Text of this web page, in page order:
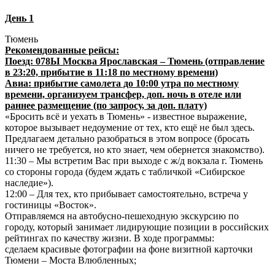
День 1
Тюмень
Рекомендованные рейсы:
Поезд: 078Ы Москва Ярославская – Тюмень (отправление
в 23:20, прибытие в 11:18 по местному времени)
Авиа: прибытие самолета до 10:00 утра по местному
времени, организуем трансфер, доп. ночь в отеле или
раннее размещение (по запросу, за доп. плату)
«Бросить всё и уехать в Тюмень» - известное выражение,
которое вызывает недоумение от тех, кто ещё не был здесь.
Предлагаем детально разобраться в этом вопросе (бросать
ничего не требуется, но кто знает, чем обернется знакомство).
11:30 – Мы встретим Вас при выходе с ж/д вокзала г. Тюмень
со стороны города (будем ждать с табличкой «Сибирское
наследие»).
12:00 – Для тех, кто прибывает самостоятельно, встреча у
гостиницы «Восток».
Отправляемся на автобусно-пешеходную экскурсию по
городу, который занимает лидирующие позиции в российских
рейтингах по качеству жизни. В ходе программы:
сделаем красивые фотографии на фоне визитной карточки
Тюмени – Моста Влюбленных;